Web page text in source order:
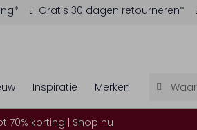
Gratis 30 dagen retourneren*
Inspiratie Merken
70% korting | Shop nu